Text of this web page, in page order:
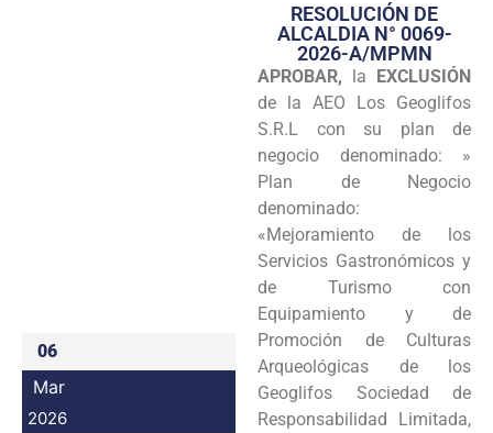
Transparencia
Seguridad
Programas
Intranet
06
Mar
2026
RESOLUCIÓN DE
ALCALDIA N° 0069-
2026-A/MPMN
APROBAR, la EXCLUSIÓN
de la AEO Los Geoglifos
S.R.L con su plan de
negocio denominado: »
Plan de Negocio
denominado:
«Mejoramiento de los
Servicios Gastronómicos y
de Turismo con
Equipamiento y de
Promoción de Culturas
Arqueológicas de los
Geoglifos Sociedad de
Responsabilidad Limitada,